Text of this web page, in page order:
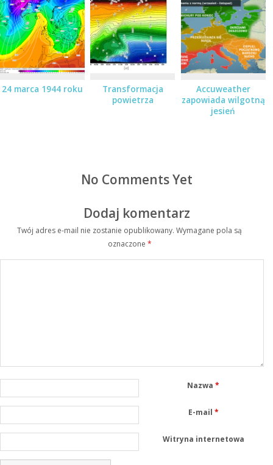
24 marca 1944 roku
Transformacja
powietrza
Accuweather
zapowiada wilgotną
jesień
No Comments Yet
Dodaj komentarz
Twój adres e-mail nie zostanie opublikowany. Wymagane pola są
oznaczone *
Nazwa*
E-mail *
Witryna internetowa